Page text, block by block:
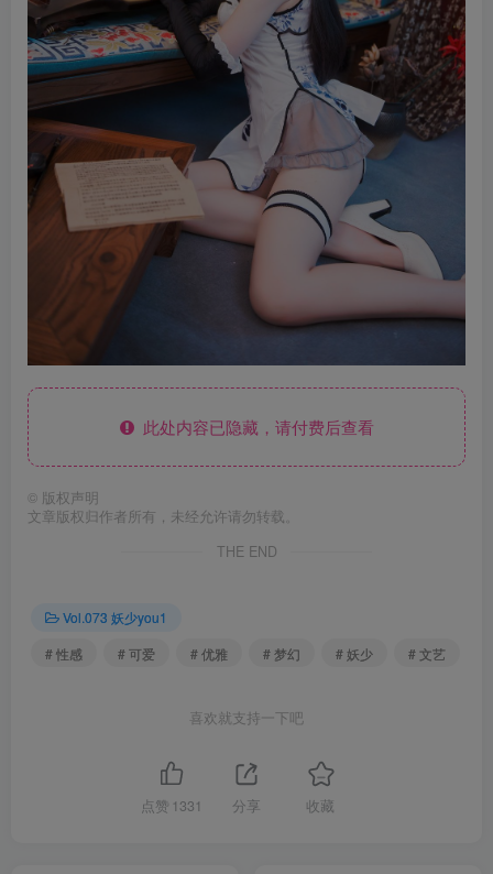
此处内容已隐藏，请付费后查看
© 版权声明
文章版权归作者所有，未经允许请勿转载。
THE END
Vol.073 妖少you1
# 性感
# 可爱 # 优雅 # 梦幻 # 妖少 # 文艺
喜欢就支持一下吧
点赞 1331 分享 收藏